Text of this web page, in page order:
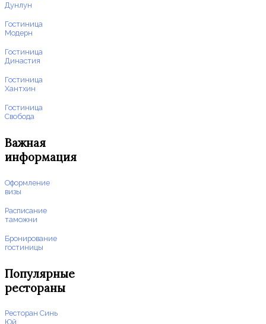
Дунлун
Гостиница
Модерн
Гостиница
Династия
Гостиница
Хантхин
Гостиница
Свобода
Важная
информация
Оформление
визы
Расписание
таможни
Бронирование
гостиницы
Популярные
рестораны
Ресторан Синь
Юй